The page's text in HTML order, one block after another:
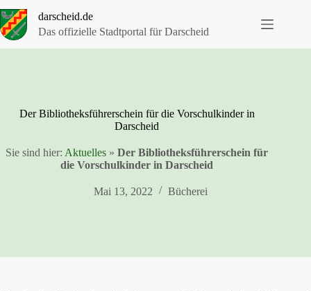
Inhalt
springen
darscheid.de
Das offizielle Stadtportal für Darscheid
Der Bibliotheksführerschein für die Vorschulkinder in
Darscheid
Sie sind hier: Aktuelles »Der Bibliotheksführerschein für
die Vorschulkinder in Darscheid
Mai 13, 2022 Bücherei